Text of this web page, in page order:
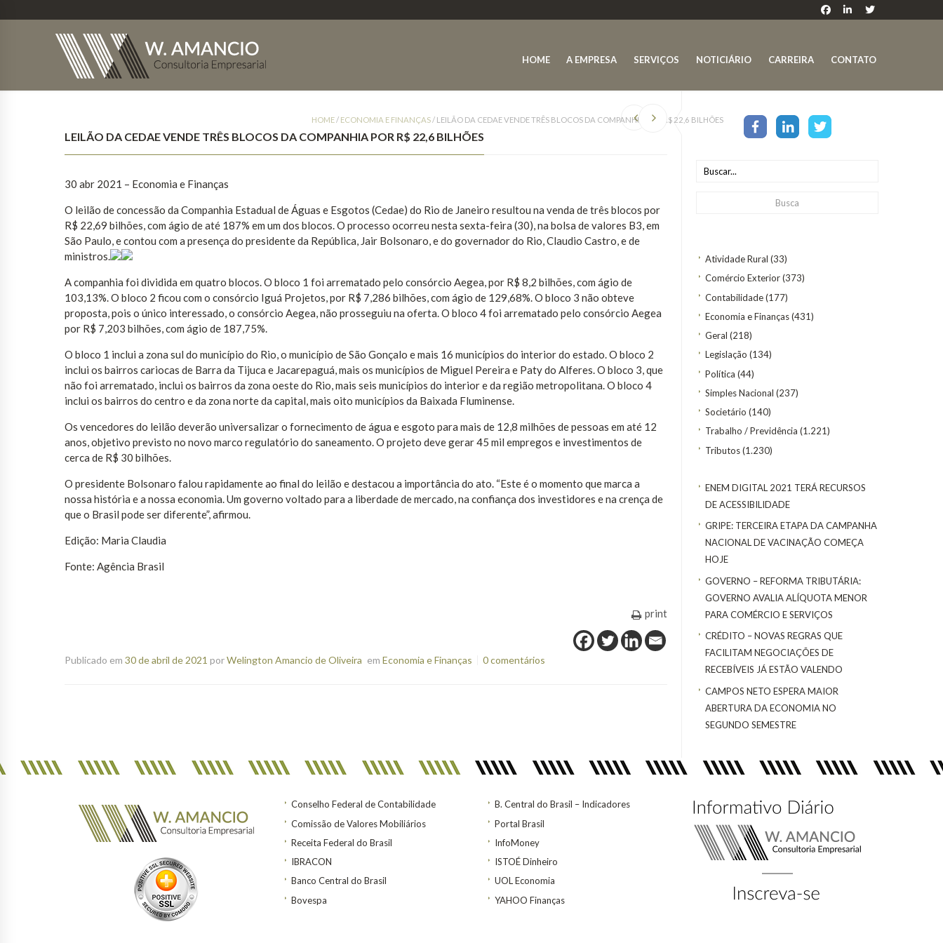
HOME A EMPRESA SERVIÇOS NOTICIÁRIO CARREIRA CONTATO
Atividade Rural (33)
Comércio Exterior(373)
Contabilidade(177)
Economia e Finanças(431)
Geral (218)
Legislação (134)
Política (44)
Simples Nacional (237)
Societário (140)
Trabalho / Previdência (1.221)
Tributos(1.230)
ENEM DIGITAL 2021 TERÁ RECURSOS
DE ACESSIBILIDADE
GRIPE: TERCEIRA ETAPA DA CAMPANHA
NACIONAL DE VACINAÇÃO COMEÇA
HOJE
GOVERNO – REFORMA TRIBUTÁRIA:
GOVERNO AVALIA ALÍQUOTA MENOR
PARA COMÉRCIO E SERVIÇOS
CRÉDITO – NOVAS REGRAS QUE
FACILITAM NEGOCIAÇÕES DE
RECEBÍVEIS JÁ ESTÃO VALENDO
CAMPOS NETO ESPERA MAIOR
ABERTURA DA ECONOMIA NO
SEGUNDO SEMESTRE
HOME/ ECONOMIA E FINANÇAS/ LEILÃO DA CEDAE VENDE TRÊS BLOCOS DA COMPANHIA POR R$ 22,6 BILHÕES
LEILÃO DA CEDAE VENDE TRÊS BLOCOS DA COMPANHIA POR R$ 22,6 BILHÕES
30 abr 2021 – Economia e Finanças
O leilão de concessão da Companhia Estadual de Águas e Esgotos (Cedae) do Rio de Janeiro resultou na venda de três blocos por
R$ 22,69 bilhões, com ágio de até 187% em um dos blocos. O processo ocorreu nesta sexta-feira (30), na bolsa de valores B3, em
São Paulo, e contou com a presença do presidente da República, Jair Bolsonaro, e do governador do Rio, Claudio Castro, e de
ministros.
A companhia foi dividida em quatro blocos. O bloco 1 foi arrematado pelo consórcio Aegea, por R$ 8,2 bilhões, com ágio de
103,13%. O bloco 2 ficou com o consórcio Iguá Projetos, por R$ 7,286 bilhões, com ágio de 129,68%. O bloco 3 não obteve
proposta, pois o único interessado, o consórcio Aegea, não prosseguiu na oferta. O bloco 4 foi arrematado pelo consórcio Aegea
por R$ 7,203 bilhões, com ágio de 187,75%.
O bloco 1 inclui a zona sul do município do Rio, o município de São Gonçalo e mais 16 municípios do interior do estado. O bloco 2
inclui os bairros cariocas de Barra da Tijuca e Jacarepaguá, mais os municípios de Miguel Pereira e Paty do Alferes. O bloco 3, que
não foi arrematado, inclui os bairros da zona oeste do Rio, mais seis municípios do interior e da região metropolitana. O bloco 4
inclui os bairros do centro e da zona norte da capital, mais oito municípios da Baixada Fluminense.
Os vencedores do leilão deverão universalizar o fornecimento de água e esgoto para mais de 12,8 milhões de pessoas em até 12
anos, objetivo previsto no novo marco regulatório do saneamento. O projeto deve gerar 45 mil empregos e investimentos de
cerca de R$ 30 bilhões.
O presidente Bolsonaro falou rapidamente ao final do leilão e destacou a importância do ato. “Este é o momento que marca a
nossa história e a nossa economia. Um governo voltado para a liberdade de mercado, na confiança dos investidores e na crença de
que o Brasil pode ser diferente”, afirmou.
Edição: Maria Claudia
Fonte: Agência Brasil
print
Publicado em 30 de abril de 2021 porWelington Amancio de Oliveira em Economia e Finanças 0 comentários
Conselho Federal de Contabilidade
Comissão de Valores Mobiliários
Receita Federal do Brasil
IBRACON
Banco Central do Brasil
Bovespa
B. Central do Brasil – Indicadores
Portal Brasil
InfoMoney
ISTOÉ Dinheiro
UOL Economia
YAHOO Finanças